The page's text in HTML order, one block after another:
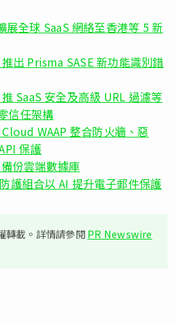
全球 SaaS 網絡至香港等 5 新
出 Prisma SASE 新功能識別錯
SaaS 安全及高級 URL 過濾等
信任架構
WAAP 整合防火牆、惡
保護
份雲端數據庫
護組合以 AI 提升電子郵件保護
轉載。詳情請參閱PR Newswire